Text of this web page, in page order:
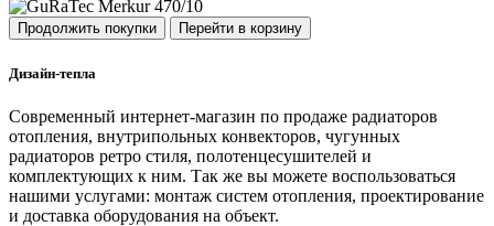
Продолжить покупки Перейти в корзину
Дизайн-тепла
Современный интернет-магазин по продаже радиаторов
отопления, внутрипольных конвекторов, чугунных
радиаторов ретро стиля, полотенцесушителей и
комплектующих к ним. Так же вы можете воспользоваться
нашими услугами: монтаж систем отопления, проектирование
и доставка оборудования на объект.